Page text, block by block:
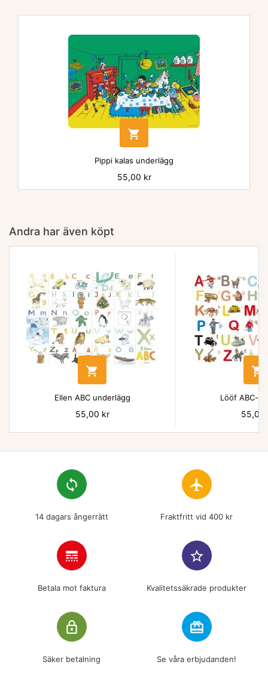

Pippi kalas underlägg
Pris
55,00 kr
Andra har även köpt

Ellen ABC underlägg
Pris
55,00 kr

Lööf ABC-
Pris
55,00
loop
14 dagars ångerrätt
flight
Fraktfritt vid 400 kr
line_style
Betala mot faktura
star_border
Kvalitetssäkrade produkter
lock_outline
Säker betalning
redeem
Se våra erbjudanden!